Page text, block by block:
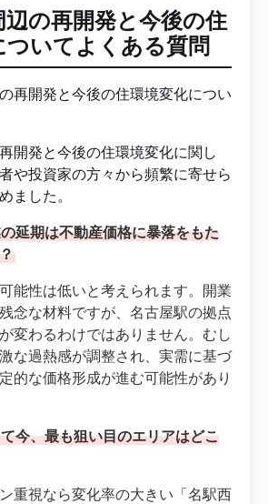
辺の再開発と今後の住
ついてよくある質問
開発と今後の住環境変化に関し
や投資家の方々から頻繁に寄せら
ました。
延期は不動産価格に暴落をもた
能性は低いと考えられます。開業
念な材料ですが、名古屋駅の拠点
変わるわけではありません。むし
な過熱感が調整され、実需に基づ
的な価格形成が進む可能性があり
今、最も狙い目のエリアはどこ
重視なら変化率の大きい「名駅西